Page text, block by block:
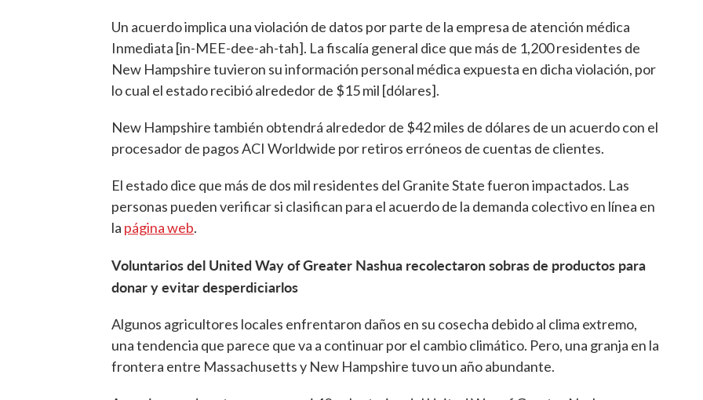
Un acuerdo implica una violación de datos por parte de la empresa de atención médica
Inmediata [in-MEE-dee-ah-tah]. La fiscalía general dice que más de 1,200 residentes de
New Hampshire tuvieron su información personal médica expuesta en dicha violación, por
lo cual el estado recibió alrededor de $15 mil [dólares].
New Hampshire también obtendrá alrededor de $42 miles de dólares de un acuerdo con el
procesador de pagos ACI Worldwide por retiros erróneos de cuentas de clientes.
El estado dice que más de dos mil residentes del Granite State fueron impactados. Las
personas pueden verificar si clasifican para el acuerdo de la demanda colectivo en línea en
la página web.
Voluntarios del United Way of Greater Nashua recolectaron sobras de productos para
donar y evitar desperdiciarlos
Algunos agricultores locales enfrentaron daños en su cosecha debido al clima extremo,
una tendencia que parece que va a continuar por el cambio climático. Pero, una granja en la
frontera entre Massachusetts y New Hampshire tuvo un año abundante.